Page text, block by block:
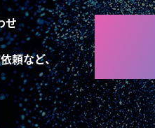
せ
頼など、